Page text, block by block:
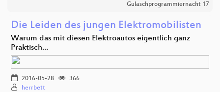
Gulaschprogrammiernacht 17
Die Leiden des jungen Elektromobilisten
Warum das mit diesen Elektroautos eigentlich ganz
Praktisch…
2016-05-28
366
herrbett